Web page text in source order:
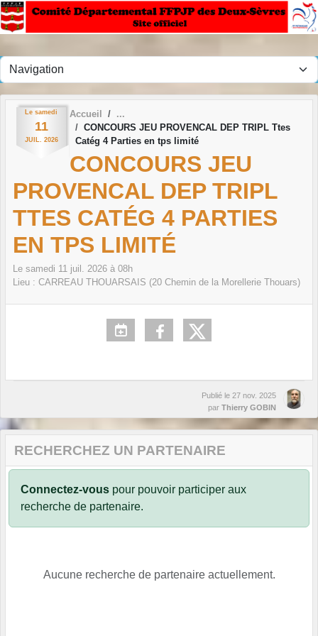
Le samedi
11
JUIL. 2026
Accueil
CONCOURS JEU PROVENCAL DEP TRIPL Ttes
Catég 4 Parties en tps limité
CONCOURS JEU
PROVENCAL DEP TRIPL
TTES CATÉG 4 PARTIES
EN TPS LIMITÉ
Le samedi 11 juil. 2026 à 08h
Lieu : CARREAU THOUARSAIS (20 Chemin de la Morellerie Thouars)
Publié le 27 nov. 2025
par Thierry GOBIN
RECHERCHEZ UN PARTENAIRE
Connectez-vous pour pouvoir participer aux
recherche de partenaire.
Aucune recherche de partenaire actuellement.
Panneau de gestion des cookies